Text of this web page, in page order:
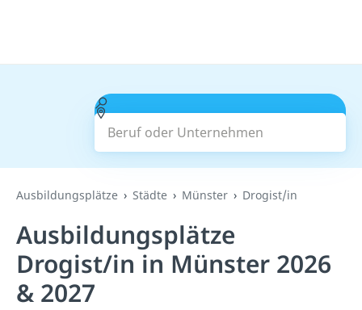
Beruf oder Unternehmen
Suchen
Ausbildungsplätze Städte Münster Drogist/in
Ausbildungsplätze
Drogist/in in Münster 2026
& 2027